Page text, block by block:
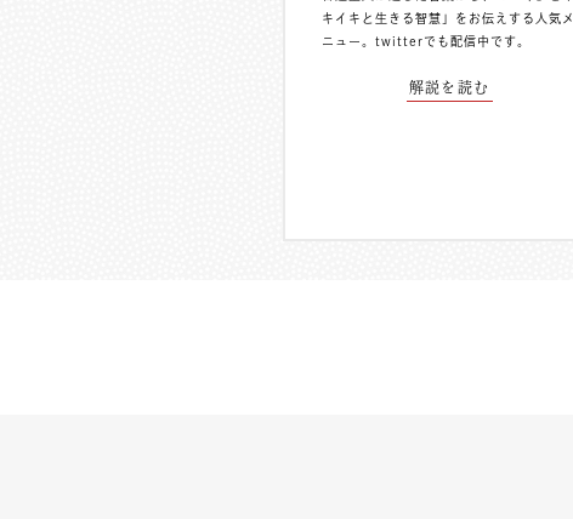
キイキと生きる智慧」をお伝えする人気メ
ニュー。 twitterでも配信中 です。
解説を読む